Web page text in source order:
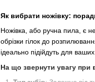
Як вибрати ножівку:
Ножівка, або ручна пила, є
обрізки гілок до
ідеально підійдуть для
На що звернути увагу при